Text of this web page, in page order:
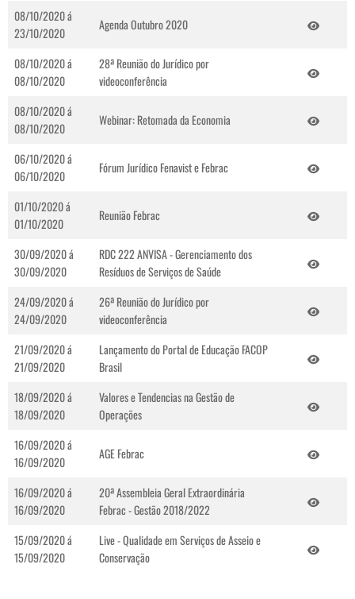
08/10/2020 á
23/10/2020
Agenda Outubro 2020
08/10/2020 á
08/10/2020
28ª Reunião do Jurídico por
videoconferência
08/10/2020 á
08/10/2020
Webinar: Retomada da Economia
06/10/2020 á
06/10/2020
Fórum Jurídico Fenavist e Febrac
01/10/2020 á
01/10/2020
Reunião Febrac
30/09/2020 á
30/09/2020
RDC 222 ANVISA - Gerenciamento dos
Resíduos de Serviços de Saúde
24/09/2020 á
24/09/2020
26ª Reunião do Jurídico por
videoconferência
21/09/2020 á
21/09/2020
Lançamento do Portal de Educação FACOP
Brasil
18/09/2020 á
18/09/2020
Valores e Tendencias na Gestão de
Operações
16/09/2020 á
16/09/2020
AGE Febrac
16/09/2020 á
16/09/2020
20ª Assembleia Geral Extraordinária
Febrac - Gestão 2018/2022
15/09/2020 á
15/09/2020
Live - Qualidade em Serviços de Asseio e
Conservação